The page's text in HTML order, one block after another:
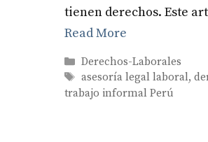
tienen derechos. Este
Read More
Categories
Derechos-Laborales
Tags
asesoría legal laboral,
trabajo informal Perú